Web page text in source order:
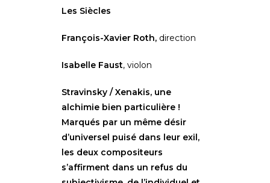
Les Siècles
François-Xavier Roth, direction
Isabelle Faust, violon
Stravinsky / Xenakis, une
alchimie bien particulière !
Marqués par un même désir
d’universel puisé dans leur exil,
les deux compositeurs
s’affirment dans un refus du